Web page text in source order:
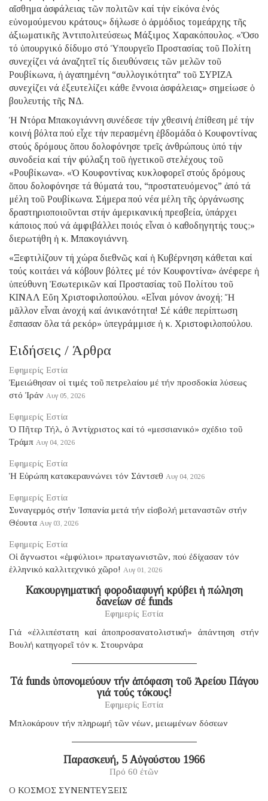
αἴσθημα ἀσφάλειας τῶν πολιτῶν καί τήν εἰκόνα ἑνός
εὐνομούμενου κράτους» δήλωσε ὁ ἁρμόδιος τομεάρχης τῆς
ἀξιωματικῆς Ἀντιπολιτεύσεως Μάξιμος Χαρακόπουλος. «Ὅσο
τό ὑπουργικό δίδυμο στό Ὑπουργεῖο Προστασίας τοῦ Πολίτη
συνεχίζει νά ἀναζητεῖ τίς διευθύνσεις τῶν μελῶν τοῦ
Ρουβίκωνα, ἡ ἀγαπημένη “συλλογικότητα” τοῦ ΣΥΡΙΖΑ
συνεχίζει νά ἐξευτελίζει κάθε ἔννοια ἀσφάλειας» σημείωσε ὁ
βουλευτής τῆς ΝΔ.
Ἡ Ντόρα Μπακογιάννη συνέδεσε τήν χθεσινή ἐπίθεση μέ τήν
κοινή βόλτα πού εἶχε τήν περασμένη ἑβδομάδα ὁ Κουφοντίνας
στούς δρόμους ὅπου δολοφόνησε τρεῖς ἀνθρώπους ὑπό τήν
συνοδεία καί τήν φύλαξη τοῦ ἡγετικοῦ στελέχους τοῦ
«Ρουβίκωνα». «Ὁ Κουφοντίνας κυκλοφορεῖ στούς δρόμους
ὅπου δολοφόνησε τά θύματά του, “προστατευόμενος” ἀπό τά
μέλη τοῦ Ρουβίκωνα. Σήμερα πού νέα μέλη τῆς ὀργάνωσης
δραστηριοποιοῦνται στήν ἀμερικανική πρεσβεία, ὑπάρχει
κάποιος πού νά ἀμφιβάλλει ποιός εἶναι ὁ καθοδηγητής τους;»
διερωτήθη ἡ κ. Μπακογιάννη.
«Ξεφτιλίζουν τή χώρα διεθνῶς καί ἡ Κυβέρνηση κάθεται καί
τούς κοιτάει νά κόβουν βόλτες μέ τόν Κουφοντίνα» ἀνέφερε ἡ
ὑπεύθυνη Ἐσωτερικῶν καί Προστασίας τοῦ Πολίτου τοῦ
ΚΙΝΑΛ Εὔη Χριστοφιλοπούλου. «Εἶναι μόνον ἀνοχή; Ἤ
μᾶλλον εἶναι ἀνοχή καί ἀνικανότητα! Σέ κάθε περίπτωση
ἔσπασαν ὅλα τά ρεκόρ» ὑπεγράμμισε ἡ κ. Χριστοφιλοπούλου.
Ειδήσεις / Άρθρα
Εφημερίς Εστία
Ἐμειώθησαν οἱ τιμές τοῦ πετρελαίου μέ τήν προσδοκία λύσεως
στό Ἰράν Αυγ 05, 2026
Εφημερίς Εστία
Ὁ Πῆτερ Τήλ, ὁ Ἀντίχριστος καί τό «μεσσιανικό» σχέδιο τοῦ
Τράμπ Αυγ 04, 2026
Εφημερίς Εστία
Ἡ Εὐρώπη κατακεραυνώνει τόν Σάντσεθ Αυγ 04, 2026
Εφημερίς Εστία
Συναγερμός στήν Ἱσπανία μετά τήν εἰσβολή μεταναστῶν στήν
Θέουτα Αυγ 03, 2026
Εφημερίς Εστία
Οἱ ἄγνωστοι «ἐμφύλιοι» πρωταγωνιστῶν, πού ἐδίχασαν τόν
ἑλληνικό καλλιτεχνικό χῶρο! Αυγ 01, 2026
Κακουργηματική φοροδιαφυγή κρύβει ἡ πώληση
δανείων σέ funds
Εφημερίς Εστία
Γιά «ἐλλιπέστατη καί ἀποπροσανατολιστική» ἀπάντηση στήν
Βουλή κατηγορεῖ τόν κ. Στουρνάρα
Τά funds ὑπονομεύουν τήν ἀπόφαση τοῦ Ἀρείου Πάγου
γιά τούς τόκους!
Εφημερίς Εστία
Μπλοκάρουν τήν πληρωμή τῶν νέων, μειωμένων δόσεων
Παρασκευή, 5 Αὐγούστου 1966
Πρό 60 ἐτῶν
Ο ΚΟΣΜΟΣ ΣΥΝΕΝΤΕΥΞΕΙΣ